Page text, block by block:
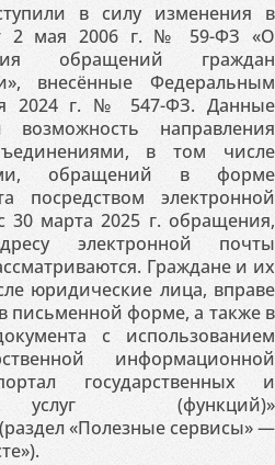
в силу изменения в
2 мая 2006 г. № 59-ФЗ «О
обращений граждан
внесённые Федеральным
2024 г. № 547-ФЗ. Данные
направления
в том числе
обращений в форме
посредством электронной
30 марта 2025 г. обращения,
электронной почты
Граждане и их
юридические лица, вправе
письменной форме, а также в
с использованием
информационной
государственных и
услуг (функций)»
(раздел «Полезные сервисы» —